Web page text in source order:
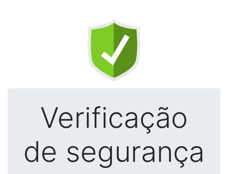
Verificação
de segurança